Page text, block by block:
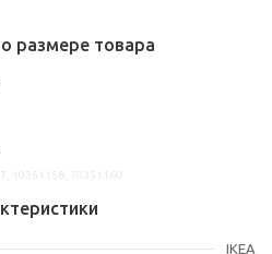
размере товара
IKEA